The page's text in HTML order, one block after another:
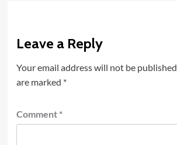
Leave a Reply
Your email address will not be published.
are marked *
Comment *